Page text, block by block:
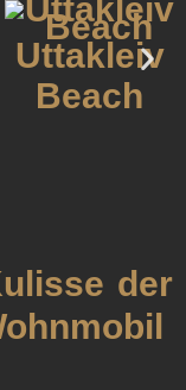
Uttakleiv
Beach
der